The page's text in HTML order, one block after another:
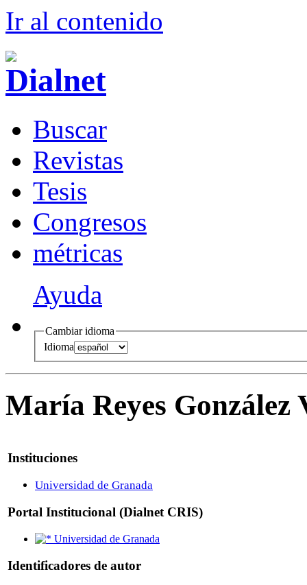
Ir al contenido
Buscar
Revistas
Tesis
Congresos
métricas
Ayuda
Cambiar idioma
Idioma
María Reyes González
Instituciones
Universidad de Granada
Portal Institucional (Dialnet CRIS)
Universidad de Granada
Identificadores de autor